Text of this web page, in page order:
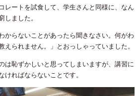
レートを試食して、学生さんと同様に、なん
しました。
からないことがあったら聞きなさい。何がわ
えられません。」とおっしゃっていました。
は恥ずかしいと思ってしまいますが、講習に
ければならないことです。